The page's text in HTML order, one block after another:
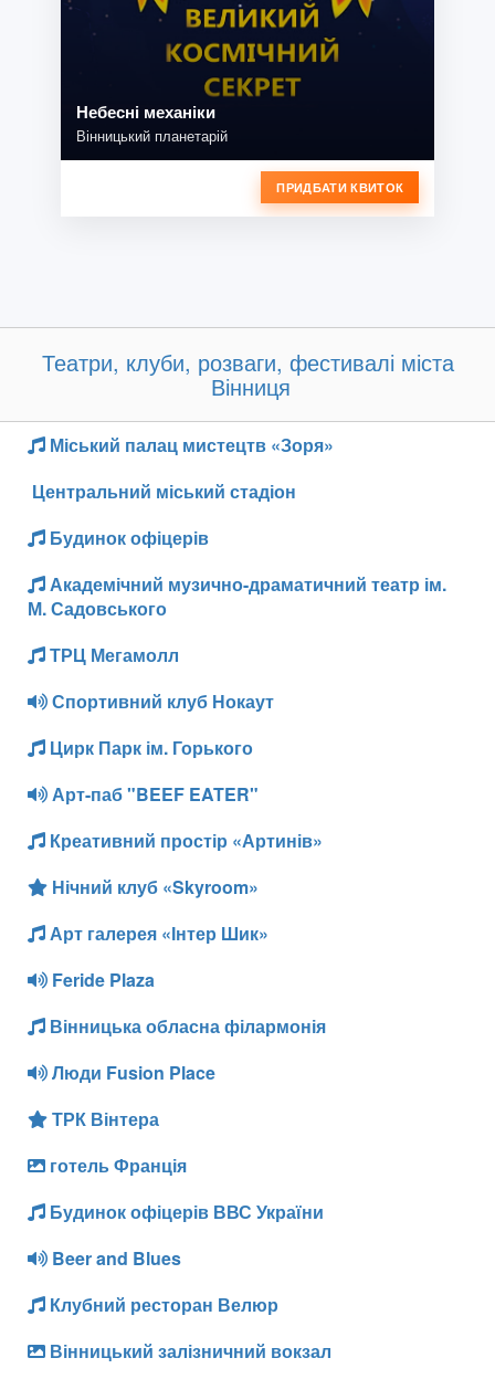
Небесні механіки
Вінницький планетарій
ПРИДБАТИ КВИТОК
Театри, клуби, розваги, фестивалі міста
Вінниця
Міський палац мистецтв «Зоря»
Центральний міський стадіон
Будинок офіцерів
Академічний музично-драматичний театр ім.
М. Садовського
ТРЦ Мегамолл
Спортивний клуб Нокаут
Цирк Парк ім. Горького
Арт-паб "BEEF EATER"
Креативний простір «Артинів»
Нічний клуб «Skyroom»
Арт галерея «Інтер Шик»
Feride Plaza
Вінницька обласна філармонія
Люди Fusion Place
ТРК Вінтера
готель Франція
Будинок офіцерів ВВС України
Beer and Blues
Клубний ресторан Велюр
Вінницький залізничний вокзал